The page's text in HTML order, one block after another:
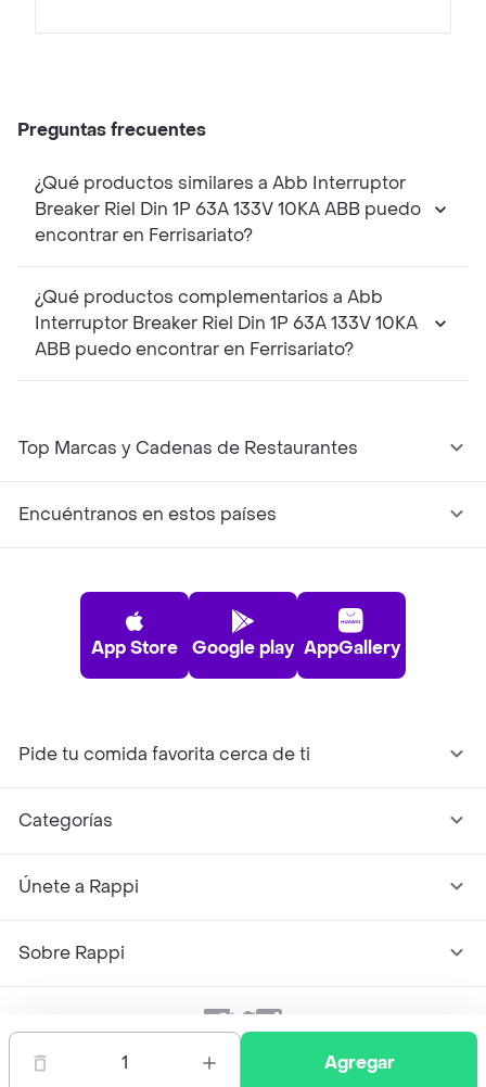
1 Agregar
Preguntas frecuentes
¿Qué productos similares a Abb Interruptor
Breaker Riel Din 1P 63A 133V 10KA ABB puedo
encontrar en Ferrisariato?
¿Qué productos complementarios a Abb
Interruptor Breaker Riel Din 1P 63A 133V 10KA
ABB puedo encontrar en Ferrisariato?
Top Marcas y Cadenas de Restaurantes
Encuéntranos en estos países
App Store Google play AppGallery
Pide tu comida favorita cerca de ti
Categorías
Únete a Rappi
Sobre Rappi
Facebook
TwitterInstagram
2026 Rappi Inc. All rights reserved.